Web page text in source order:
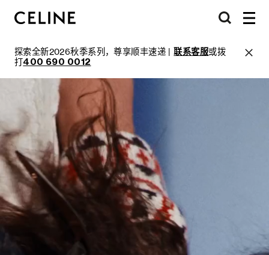
探索全新2026秋季系列，尊享顺丰速递 |联系客服或拨
打400 690 0012